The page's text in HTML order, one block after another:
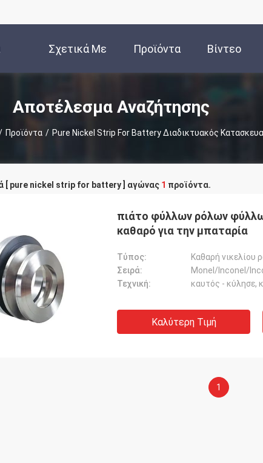
Σχετικά Με Προϊόντα Βίντεο
Αποτέλεσμα Αναζήτησης
Προϊόντα / Pure Nickel Strip For Battery Διαδικτυακός
[ pure nickel strip for battery ] αγώνας 1 προϊόντα.
πιάτο φύλλων ρόλων
καθαρό για την μπαταρία
Τύπος:
Σειρά:
Monel/Inconel/
Τεχνική:
καυτός - κύλησε,
Καλύτερη Τιμή
1